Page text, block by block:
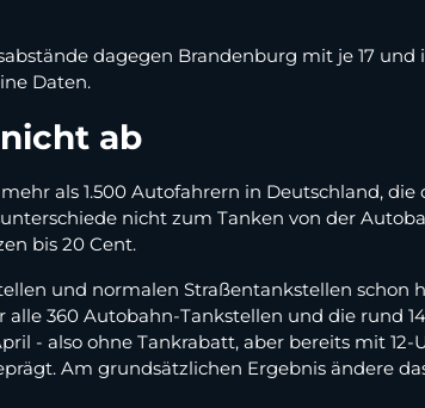
dagegen Brandenburg mit je 17 und
Daten.
ab
als 1.500 Autofahrern in Deutschland,
nicht zum Tanken von der
bis 20 Cent.
und normalen Straßentankstellen
360 Autobahn-Tankstellen und die rund
- also ohne Tankrabatt, aber bereits mit
Am grundsätzlichen Ergebnis ändere